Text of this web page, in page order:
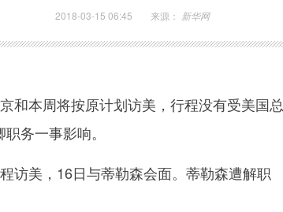
2018-03-15 06:45 来源： 新华网
本周将按原计划访美，行程没有受美国总
务一事影响。
美，16日与蒂勒森会面。蒂勒森遭解职